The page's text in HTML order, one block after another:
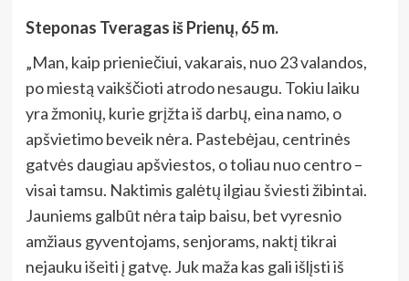
Steponas Tveragas iš Prienų, 65 m.
„Man, kaip prieniečiui, vakarais, nuo 23 valandos,
po miestą vaikščioti atrodo nesaugu. Tokiu laiku
yra žmonių, kurie grįžta iš darbų, eina namo, o
apšvietimo beveik nėra. Pastebėjau, centrinės
gatvės daugiau apšviestos, o toliau nuo centro –
visai tamsu. Naktimis galėtų ilgiau šviesti žibintai.
Jauniems galbūt nėra taip baisu, bet vyresnio
amžiaus gyventojams, senjorams, naktį tikrai
nejauku išeiti į gatvę. Juk maža kas gali išlįsti iš